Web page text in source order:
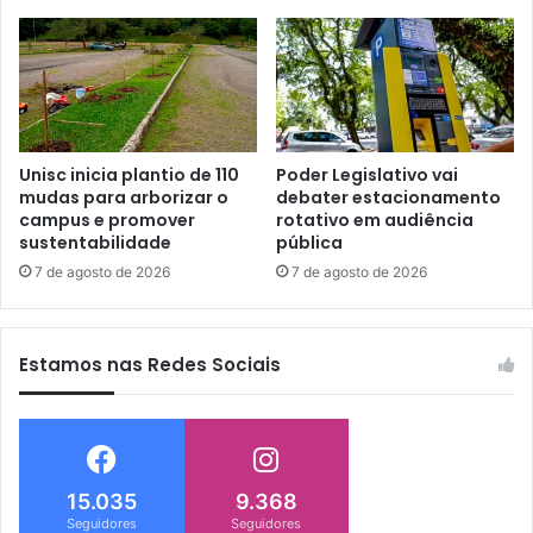
Unisc inicia plantio de 110
mudas para arborizar o
campus e promover
sustentabilidade
7 de agosto de 2026
Poder Legislativo vai
debater estacionamento
rotativo em audiência
pública
7 de agosto de 2026
Estamos nas Redes Sociais
15.035
Seguidores
9.368
Seguidores